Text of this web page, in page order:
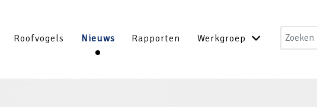
Roofvogels Nieuws Rapporten Werkgroep
Zoeken